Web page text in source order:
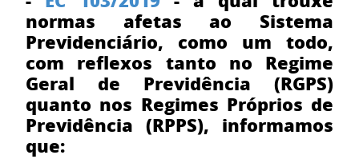
normas afetas ao Sistema
Previdenciário, como um todo,
com reflexos tanto no Regime
Geral de Previdência (RGPS)
quanto nos Regimes Próprios de
Previdência (RPPS), informamos
que: